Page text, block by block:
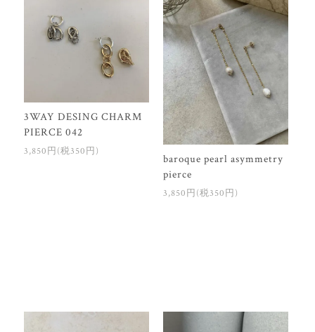
3WAY DESING CHARM
PIERCE 042
3,850円(税350円)
baroque pearl asymmetry
pierce
3,850円(税350円)